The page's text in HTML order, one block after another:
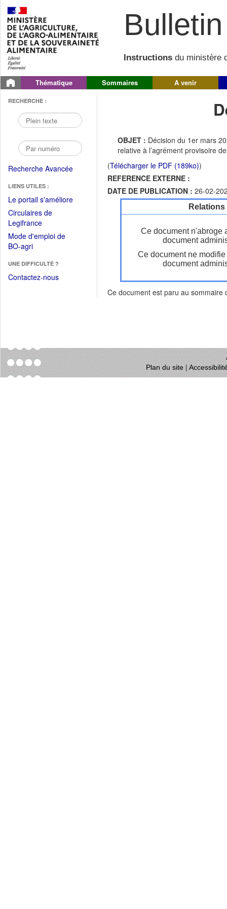
Instructions du ministère
Thématique Sommaires A venir
RECHERCHE :
Recherche Avancée
LIENS UTILES :
Le portail s'améliore(Fichier
Circulaires de
Legifrance(Ouvrir
dans
une
fenêtre)
Mode d'emploi de
BO-agri(Ouvrir
une
nouvelle
UNE DIFFICULTÉ ?
Contactez-nous
OBJET : Décision du 1er mars
relative à l’agrément provisoire
(Télécharger le PDF (189ko))
REFERENCE EXTERNE :
DATE DE PUBLICATION : 26-02-
Ce document n'abroge
document
Ce document ne
document
Ce document est paru au sommaire
Plan du site|